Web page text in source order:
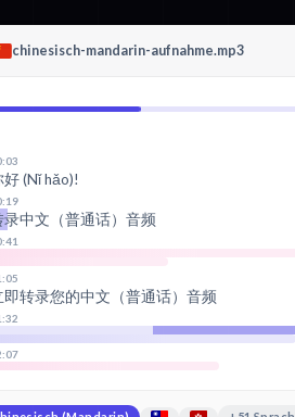
chinesisch-mandarin-
aufnahme.mp3
好 (Nǐ hǎo)!
录中文（普通话）音频
即转录您的中文（普通话）音频